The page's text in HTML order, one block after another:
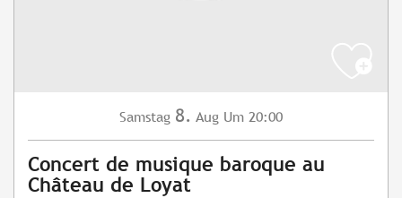
Samstag 8. Aug Um 20:00
Concert de musique baroque au
Château de Loyat